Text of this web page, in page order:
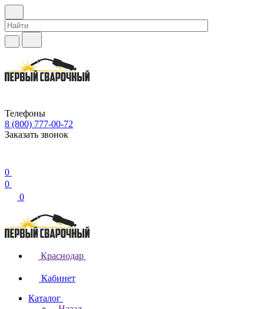
Телефоны
8 (800) 777-00-72
Заказать звонок
0
0
0
Краснодар
Кабинет
Каталог